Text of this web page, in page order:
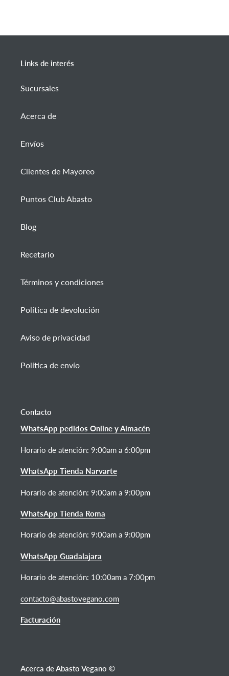
Links de interés
Sucursales
Acerca de
Envíos
Clientes de Mayoreo
Puntos Club Abasto
Blog
Recetario
Términos y condiciones
Política de devolución
Aviso de privacidad
Política de envío
Contacto
WhatsApp pedidos Online y Almacén
Horario de atención: 9:00am a 6:00pm
WhatsApp Tienda Narvarte
Horario de atención: 9:00am a 9:00pm
WhatsApp Tienda Roma
Horario de atención: 9:00am a 9:00pm
WhatsApp Guadalajara
Horario de atención: 10:00am a 7:00pm
contacto@abastovegano.com
Facturación
Acerca de Abasto Vegano ©